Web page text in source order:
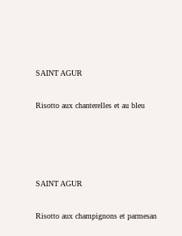
SAINT AGUR
Risotto aux chanterelles et au bleu
SAINT AGUR
Risotto aux champignons et parmesan